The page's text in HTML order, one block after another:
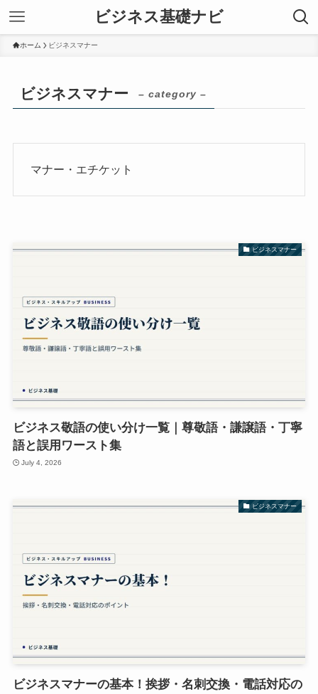
ビジネス基礎ナビ
ホーム ビジネスマナー
ビジネスマナー – category –
マナー・エチケット
ビジネスマナー
ビジネス敬語の使い分け一覧｜尊敬語・謙譲語・丁寧
語と誤用ワースト集
July 4, 2026
ビジネスマナー
ビジネスマナーの基本！挨拶・名刺交換・電話対応の